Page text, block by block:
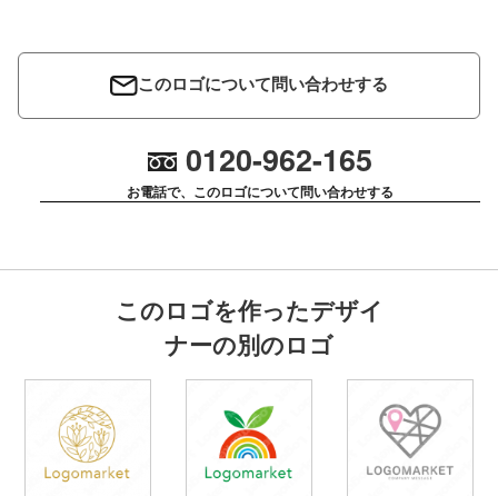
このロゴについて問い合わせする
0120-962-165
お電話で、このロゴについて問い合わせする
このロゴを作ったデザイ
ナーの別のロゴ